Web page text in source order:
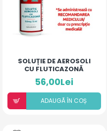
SOLUȚIE DE AEROSOLI
CU FLUTICAZONĂ
(20ML)
56,00Lei
ADAUGÃ ÎN COȘ